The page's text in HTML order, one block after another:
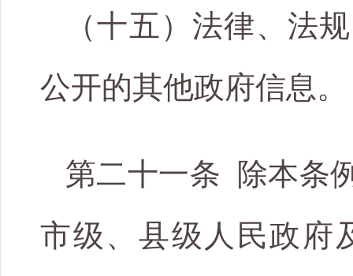
（十五）法律、法
公开的其他政府信息。
第二十一条 除本条
市级、县级人民政府